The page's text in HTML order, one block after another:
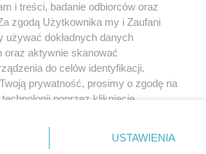
O nas
i treści, badanie odbiorców oraz
zgodą Użytkownika my i Zaufani
używać dokładnych danych
oraz aktywnie skanować
do celów identyfikacji.
prywatność, prosimy o zgodę na
poprzez kliknięcie
przycisk ustawień prywatności
dolnym rogu strony
USTAWIENIA